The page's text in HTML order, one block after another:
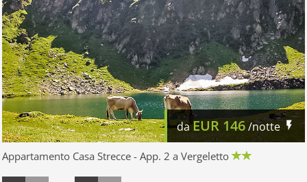
daEUR 146/notte
Appartamento Casa Strecce - App. 2 a Vergeletto